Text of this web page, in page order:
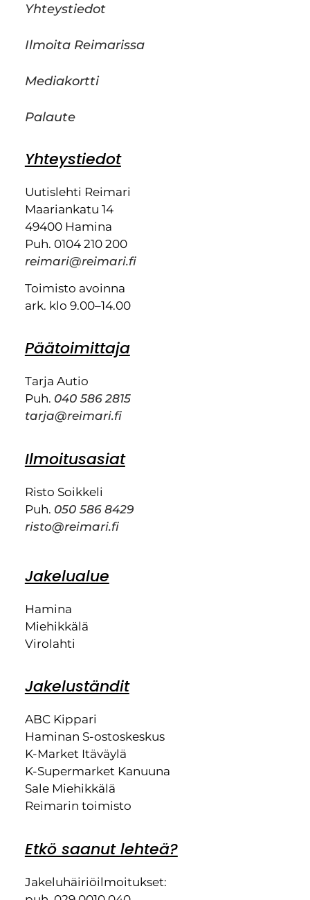
Yhteystiedot
Ilmoita Reimarissa
Mediakortti
Palaute
Yhteystiedot
Uutislehti Reimari
Maariankatu 14
49400 Hamina
Puh. 0104 210 200
reimari@reimari.fi
Toimisto avoinna
ark. klo 9.00–14.00
Päätoimittaja
Tarja Autio
Puh. 040 586 2815
tarja@reimari.fi
Ilmoitusasiat
Risto Soikkeli
Puh. 050 586 8429
risto@reimari.fi
Jakelualue
Hamina
Miehikkälä
Virolahti
Jakeluständit
ABC Kippari
Haminan S-ostoskeskus
K-Market Itäväylä
K-Supermarket Kanuuna
Sale Miehikkälä
Reimarin toimisto
Etkö saanut lehteä?
Jakeluhäiriöilmoitukset: